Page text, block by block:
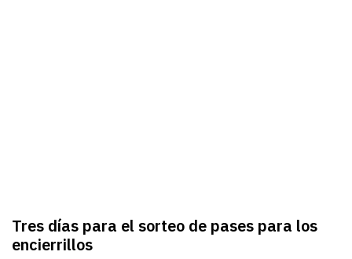
Tres días para el sorteo de pases para los
encierrillos